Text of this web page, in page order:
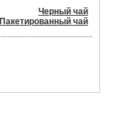
Черный чай
Пакетированный чай